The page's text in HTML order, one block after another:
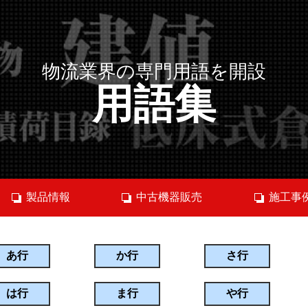
物流業界の専門用語を開設
用語集
製品情報 中古機器販売 施工事
あ行 か行 さ行
は行 ま行 や行